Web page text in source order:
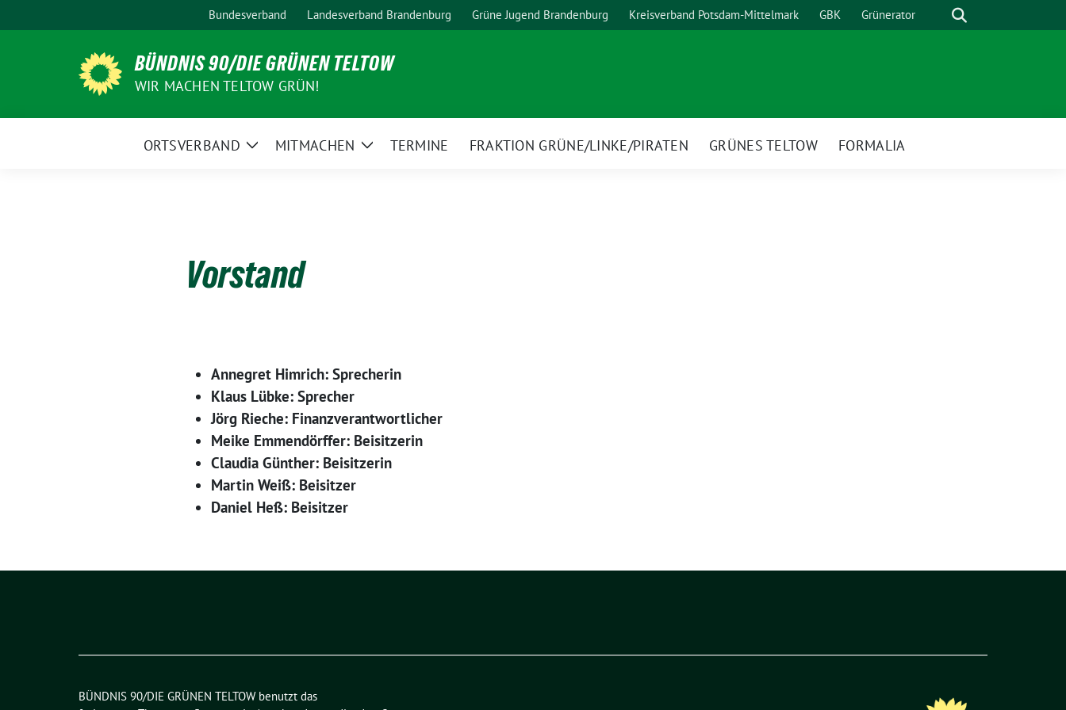
zum
Bundesverband Landesverband Brandenburg Grüne Jugend Brandenburg Kreisverband Potsdam-Mittelmark GBK Grünerator Suche
BÜNDNIS 90/DIE GRÜNEN TELTOW
WIR MACHEN TELTOW GRÜN!
ORTSVERBAND
ZeigeMITMACHEN
ZeigeTERMINE FRAKTION GRÜNE/LINKE/PIRATEN GRÜNES TELTOW FORMALIA
Vorstand
Annegret Himrich: Sprecherin
Klaus Lübke: Sprecher
Jörg Rieche: Finanzverantwortlicher
Meike Emmendörffer: Beisitzerin
Claudia Günther: Beisitzerin
Martin Weiß: Beisitzer
Daniel Heß: Beisitzer
BÜNDNIS 90/DIE GRÜNEN TELTOW benutzt das